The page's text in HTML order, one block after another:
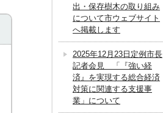
出・保存樹木の取り組み
について市ウェブサイト
へ掲載します
2025年12月23日定例市長
記者会見 「『強い経
済』を実現する総合経済
対策に関連する支援事
業」について